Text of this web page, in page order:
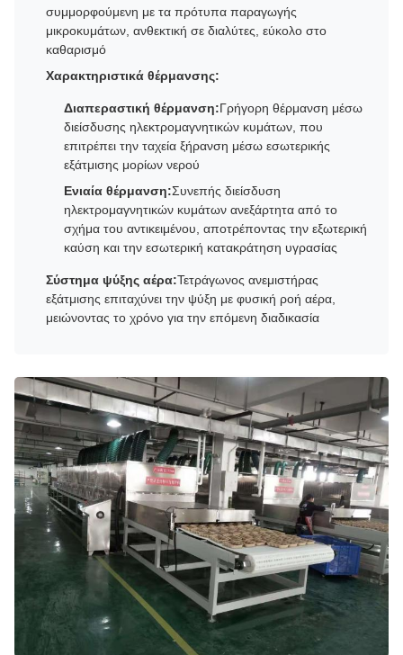
συμμορφούμενη με τα πρότυπα παραγωγής
μικροκυμάτων, ανθεκτική σε διαλύτες, εύκολο στο
καθαρισμό
Χαρακτηριστικά θέρμανσης:
Διαπεραστική θέρμανση:Γρήγορη θέρμανση μέσω
διείσδυσης ηλεκτρομαγνητικών κυμάτων, που
επιτρέπει την ταχεία ξήρανση μέσω εσωτερικής
εξάτμισης μορίων νερού
Ενιαία θέρμανση:Συνεπής διείσδυση
ηλεκτρομαγνητικών κυμάτων ανεξάρτητα από το
σχήμα του αντικειμένου, αποτρέποντας την εξωτερική
καύση και την εσωτερική κατακράτηση υγρασίας
Σύστημα ψύξης αέρα:Τετράγωνος ανεμιστήρας
εξάτμισης επιταχύνει την ψύξη με φυσική ροή αέρα,
μειώνοντας το χρόνο για την επόμενη διαδικασία